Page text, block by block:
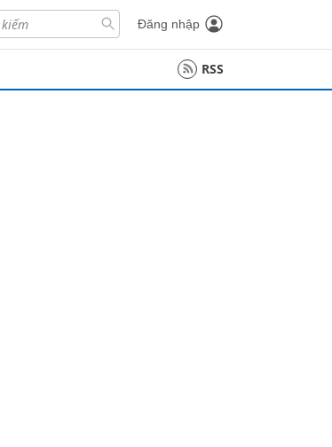
Đăng nhập
RSS